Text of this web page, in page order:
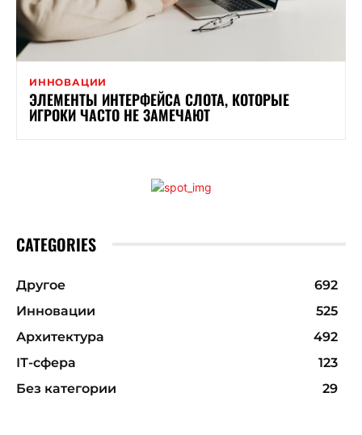
ИННОВАЦИИ
ЭЛЕМЕНТЫ ИНТЕРФЕЙСА СЛОТА, КОТОРЫЕ
ИГРОКИ ЧАСТО НЕ ЗАМЕЧАЮТ
CATEGORIES
Другое
692
Инновации
525
Архитектура
492
ІТ-сфера
123
Без категории
29